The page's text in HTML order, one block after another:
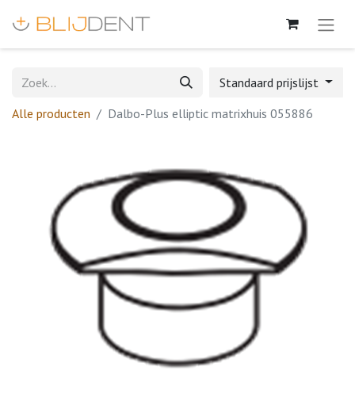
Standaard prijslijst
Alle producten
Dalbo-Plus elliptic matrixhuis 055886